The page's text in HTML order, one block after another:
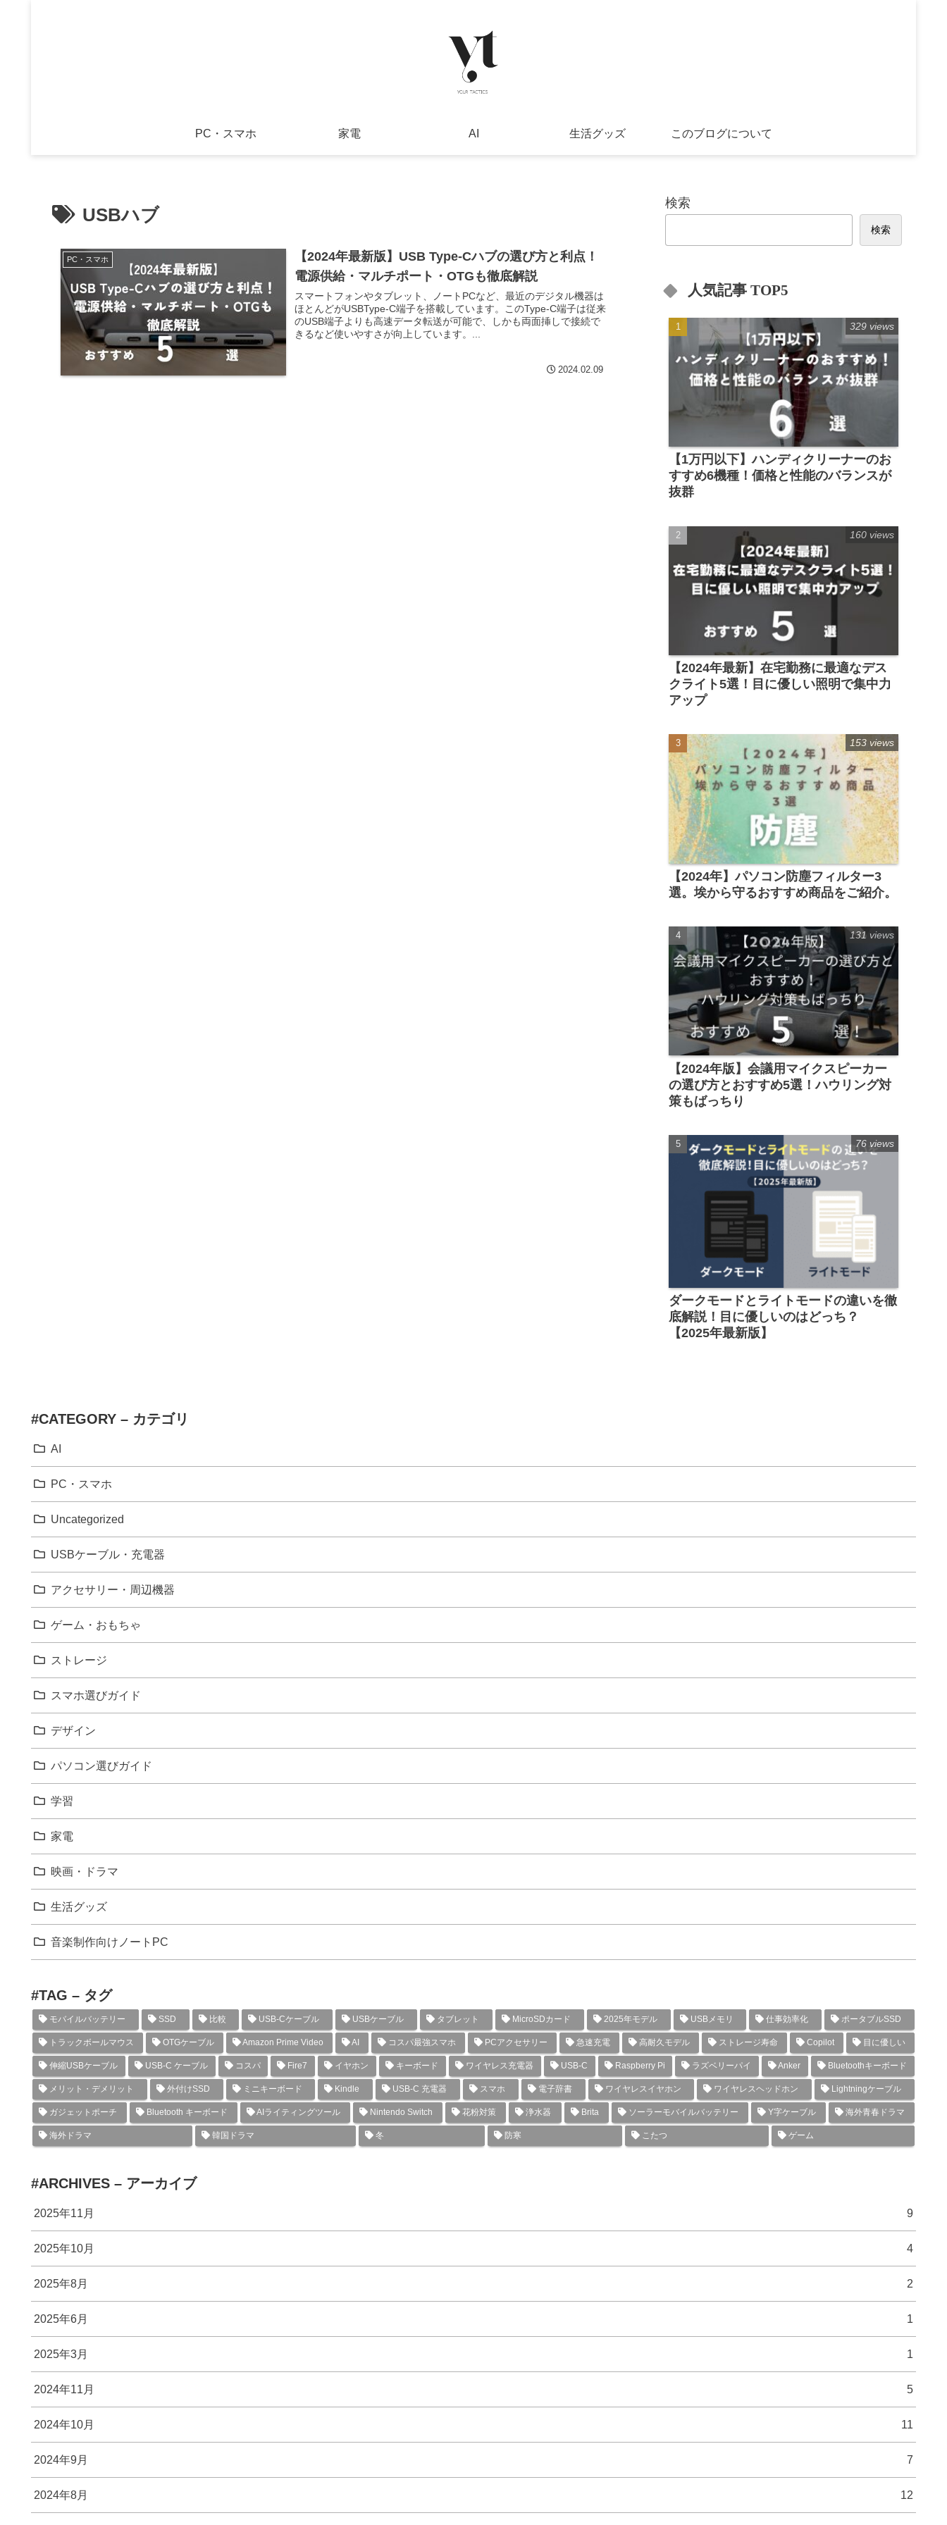
PC・スマホ 家電 AI 生活グッズ このブログについて
USBハブ
PC・スマホ
【2024年最新版】USB Type-Cハブの選び方と利点！
電源供給・マルチポート・OTGも徹底解説
スマートフォンやタブレット、ノートPCなど、最近のデジタル機器は
ほとんどがUSBType-C端子を搭載しています。このType-C端子は従来
のUSB端子よりも高速データ転送が可能で、しかも両面挿しで接続で
きるなど使いやすさが向上しています。...
2024.02.09
検索
検索
人気記事 TOP5
【1万円以下】ハンディクリーナーのお
すすめ6機種！価格と性能のバランスが
抜群
329 views
【2024年最新】在宅勤務に最適なデス
クライト5選！目に優しい照明で集中力
アップ
160 views
【2024年】パソコン防塵フィルター3
選。埃から守るおすすめ商品をご紹介。
153 views
【2024年版】会議用マイクスピーカー
の選び方とおすすめ5選！ハウリング対
策もばっちり
131 views
ダークモードとライトモードの違いを徹
底解説！目に優しいのはどっち？
【2025年最新版】
76 views
#CATEGORY – カテゴリ
AI
PC・スマホ
Uncategorized
USBケーブル・充電器
アクセサリー・周辺機器
ゲーム・おもちゃ
ストレージ
スマホ選びガイド
デザイン
パソコン選びガイド
学習
家電
映画・ドラマ
生活グッズ
音楽制作向けノートPC
#TAG – タグ
モバイルバッテリー SSD 比較 USB-Cケーブル USBケーブル タブレット MicroSDカード 2025年モデル USBメモリ 仕事効率化 ポータブルSSD
トラックボールマウス OTGケーブル Amazon Prime Video AI コスパ最強スマホ PCアクセサリー 急速充電 高耐久モデル ストレージ寿命 Copilot 目に優しい
伸縮USBケーブル USB-C ケーブル コスパ Fire7 イヤホン キーボード ワイヤレス充電器 USB-C Raspberry Pi ラズベリーパイ Anker Bluetoothキーボード
メリット・デメリット 外付けSSD ミニキーボード Kindle USB-C 充電器 スマホ 電子辞書 ワイヤレスイヤホン ワイヤレスヘッドホン Lightningケーブル
ガジェットポーチ Bluetooth キーボード AIライティングツール Nintendo Switch 花粉対策 浄水器 Brita ソーラーモバイルバッテリー Y字ケーブル 海外青春ドラマ
海外ドラマ 韓国ドラマ 冬 防寒 こたつ ゲーム
#ARCHIVES – アーカイブ
2025年11月 9
2025年10月 4
2025年8月 2
2025年6月 1
2025年3月 1
2024年11月 5
2024年10月 11
2024年9月 7
2024年8月 12